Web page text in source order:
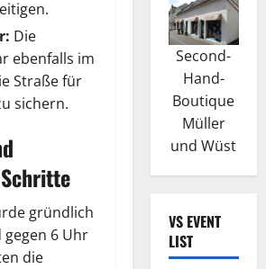
Die
ebenfalls im
Straße für
sichern.
gründlich
6 Uhr
die
Second-
Hand-
Boutique
Müller
und Wüst
VS EVENT
LIST